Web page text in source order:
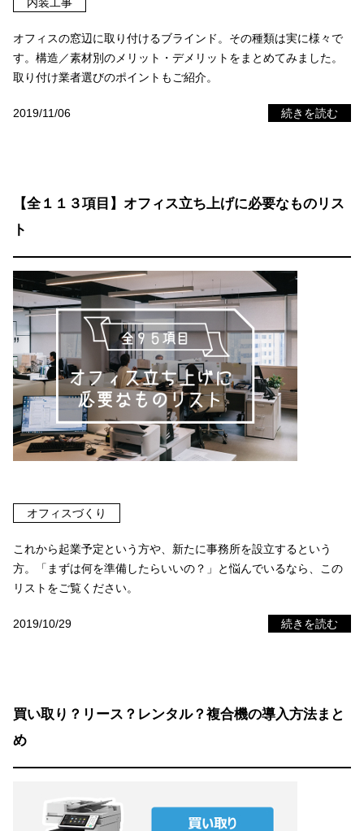
オフィスの窓辺に取り付けるブラインド。その種類は実に様々で
す。構造／素材別のメリット・デメリットをまとめてみました。
取り付け業者選びのポイントもご紹介。
2019/11/06 続きを読む
【全１１３項目】オフィス立ち上げに必要なものリス
ト
オフィスづくり
これから起業予定という方や、新たに事務所を設立するという
方。「まずは何を準備したらいいの？」と悩んでいるなら、この
リストをご覧ください。
2019/10/29 続きを読む
買い取り？リース？レンタル？複合機の導入方法まと
め